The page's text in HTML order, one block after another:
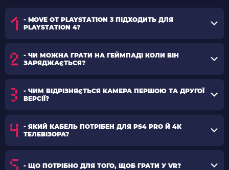
- MOVE ОТ PLAYSTATION 3 ПІДХОДИТЬ ДЛЯ
PLAYSTATION 4?
- ЧИ МОЖНА ГРАТИ НА ГЕЙМПАДІ КОЛИ ВІН
ЗАРЯДЖАЄТЬСЯ?
- ЧИМ ВІДРІЗНЯЄТЬСЯ КАМЕРА ПЕРШОЮ ТА ДРУГОЇ
ВЕРСІЇ?
- ЯКИЙ КАБЕЛЬ ПОТРІБЕН ДЛЯ PS4 PRO Й 4К
ТЕЛЕВІЗОРА?
- ЩО ПОТРІБНО ДЛЯ ТОГО, ЩОБ ГРАТИ У VR?